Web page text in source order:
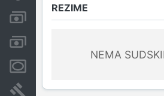
Sudski sporovi
REZIME
NEMA